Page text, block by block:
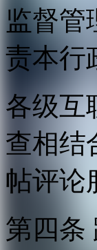
监督管
责本行
各级互
查相结
帖评论
第四条